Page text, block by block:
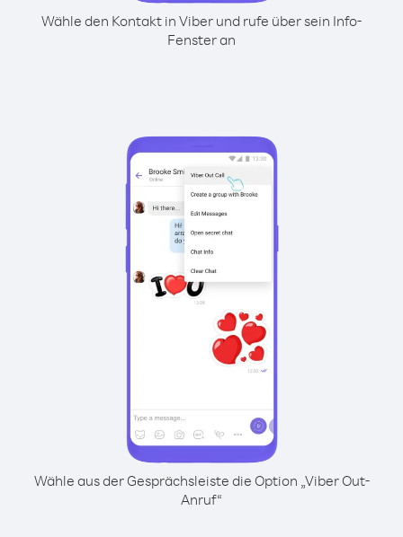
Wähle den Kontakt in Viber und rufe über sein Info-
Fenster an
Wähle aus der Gesprächsleiste die Option „Viber Out-
Anruf“